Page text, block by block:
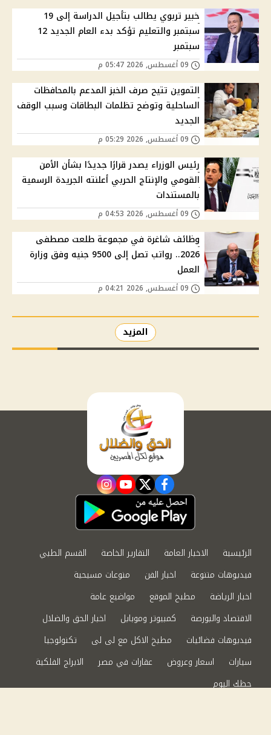
خبير تربوي يطالب بتأجيل الدراسة إلى 19
سبتمبر والتعليم تؤكد بدء العام الجديد 12
سبتمبر
التموين تتيح صرف الخبز المدعم بالمحافظات
الساحلية وتوضح تظلمات البطاقات وسبب الوقف
الجديد
رئيس الوزراء يصدر قرارًا جديدًا بشأن الأمن
القومي والإنتاج الحربي أعلنته الجريدة الرسمية
بالمستندات
وظائف شاغرة في مجموعة طلعت مصطفى
2026.. رواتب تصل إلى 9500 جنيه وفق وزارة
العمل
المزيد
facebook
twitter
youtube
instagram
الرئيسية الاخبار العامة التقارير الخاصة
القسم الطبي
فيديوهات متنوعة
اخبار الفن
منوعات مسيحية
اخبار الرياضة
مطبخ الموقع
مواضيع عامة
الاقتصاد والبورصة
كمبيوتر وموبايل
اخبار الحق والضلال
فيديوهات فضائيات
مطبخ الاكل مع لى لى
تكنولوجيا
سيارات
اسعار وعروض عقارات في مصر
الابراج الفلكية
حظك اليوم